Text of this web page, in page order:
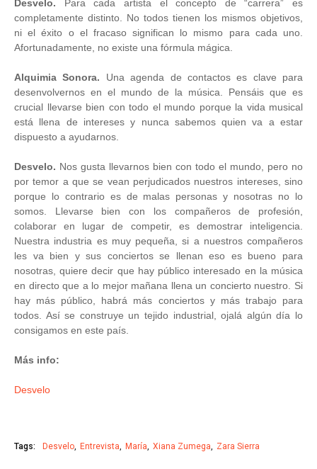
Desvelo. Para cada artista el concepto de “carrera” es
completamente distinto. No todos tienen los mismos objetivos,
ni el éxito o el fracaso significan lo mismo para cada uno.
Afortunadamente, no existe una fórmula mágica.
Alquimia Sonora. Una agenda de contactos es clave para
desenvolvernos en el mundo de la música. Pensáis que es
crucial llevarse bien con todo el mundo porque la vida musical
está llena de intereses y nunca sabemos quien va a estar
dispuesto a ayudarnos.
Desvelo. Nos gusta llevarnos bien con todo el mundo, pero no
por temor a que se vean perjudicados nuestros intereses, sino
porque lo contrario es de malas personas y nosotras no lo
somos. Llevarse bien con los compañeros de profesión,
colaborar en lugar de competir, es demostrar inteligencia.
Nuestra industria es muy pequeña, si a nuestros compañeros
les va bien y sus conciertos se llenan eso es bueno para
nosotras, quiere decir que hay público interesado en la música
en directo que a lo mejor mañana llena un concierto nuestro. Si
hay más público, habrá más conciertos y más trabajo para
todos. Así se construye un tejido industrial, ojalá algún día lo
consigamos en este país.
Más info:
Desvelo
Tags: Desvelo Entrevista María Xiana Zumega Zara Sierra